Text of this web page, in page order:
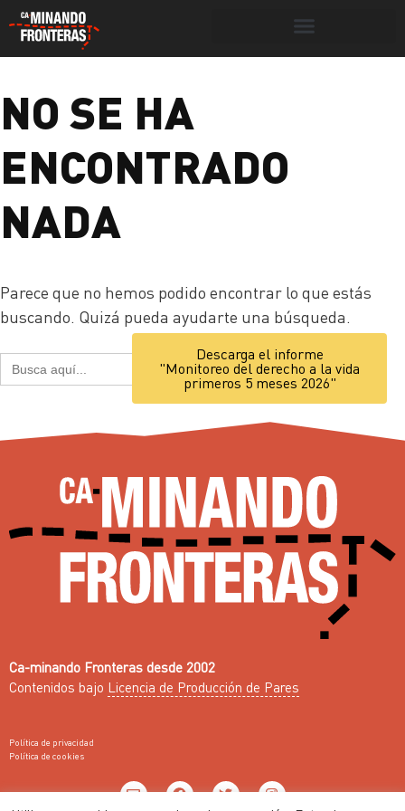
Portada »2024
NO SE HA
ENCONTRADO
NADA
Parece que no hemos podido encontrar lo que estás
buscando. Quizá pueda ayudarte una búsqueda.
Buscar: Descarga el informe
"Monitoreo del derecho a la vida
primeros 5 meses 2026"
Ca-minando Fronteras desde 2002
Contenidos bajo Licencia de Producción de Pares
Política de privacidad
Política de cookies